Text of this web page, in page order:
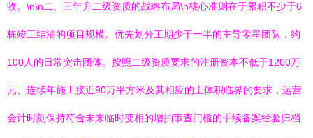
收。\n\n二、三年升二级资质的战略布局\n核心准则在于累积不少于6
栋竣工结清的项目规模。优先划分工期少于一半的主导零星团队，约
100人的日常突击团体。按照二级资质要求的注册资本不低于1200万
元、连续年施工接近90万平方米及其相应的土体积临界的要求，运营
会计时刻保持符合未来临时变相的增抽审查门槛的手续备案经验归档